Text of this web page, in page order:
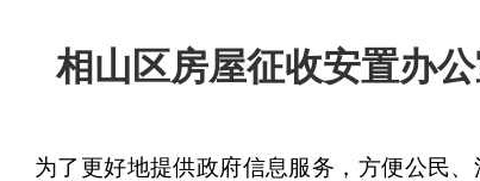
相山区房屋征收安置办
为了更好地提供政府信息服务，方便公民